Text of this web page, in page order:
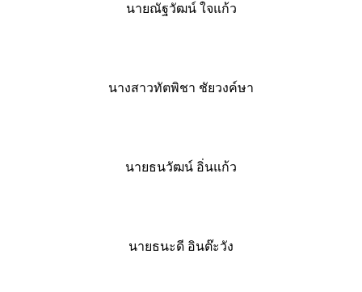
นายณัฐวัฒน์ ใจแก้ว
นางสาวทัตพิชา ชัยวงค์ษา
นายธนวัฒน์ อิ่นแก้ว
นายธนะดี อินต๊ะวัง